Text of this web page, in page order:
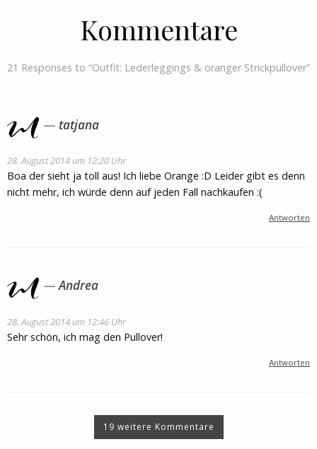
Kommentare
21 Responses to “Outfit: Lederleggings & oranger Strickpullover”
tatjana
28. August 2014 um 12:20 Uhr
Boa der sieht ja toll aus! Ich liebe Orange :D Leider gibt es denn
nicht mehr, ich würde denn auf jeden Fall nachkaufen :(
Antworten
Andrea
28. August 2014 um 12:46 Uhr
Sehr schön, ich mag den Pullover!
Antworten
19 weitere Kommentare